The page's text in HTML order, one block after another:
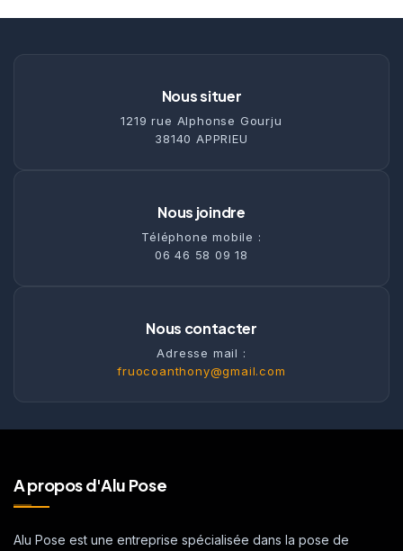
Nous situer
1219 rue Alphonse Gourju
38140 APPRIEU
Nous joindre
Téléphone mobile :
06 46 58 09 18
Nous contacter
Adresse mail :
fruocoanthony@gmail.com
A propos d'Alu Pose
Alu Pose est une entreprise spécialisée dans la pose de